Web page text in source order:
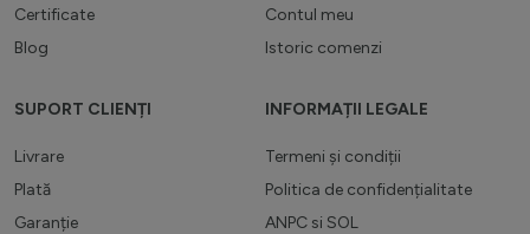
Certificate
Blog
Contul meu
Istoric comenzi
SUPORT CLIENȚI
Livrare
Plată
Garanție
INFORMAȚII LEGALE
Termeni și condiții
Politica de confidențialitate
ANPC si SOL